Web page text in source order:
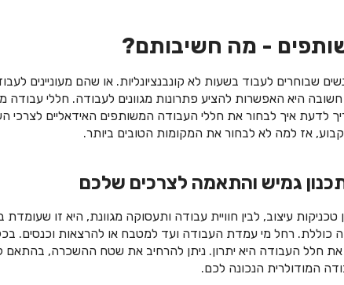
- מה חשיבותם?
שבוחרים לעבוד בשעות לא קונבנציונליות. או שהם מעוניינים
היא האפשרות להציע פתרונות מגוונים לעבודה. חללי
לדעת איך לבחור את חללי העבודה המשותפים האידאליים לצרכי
קבוע, אז למה לא לבחור את המקומות הטובים ביותר.
גמיש והתאמה לצרכים שלכם
עיצוב, לבין חוויית עבודה ותעסוקה מגוונת, היא זו
רחל מי עמדת העבודה ועד למטבח או להרצאות וכנסים.
את חלל העבודה היא יתרון. ניתן להרחיב את שטח ההשכרה,
המודולרית הנכונה לכם.